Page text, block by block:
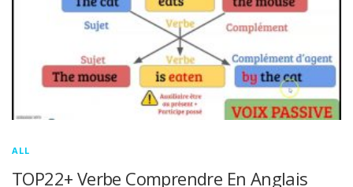
ALL
TOP22+ Verbe Comprendre En Anglais